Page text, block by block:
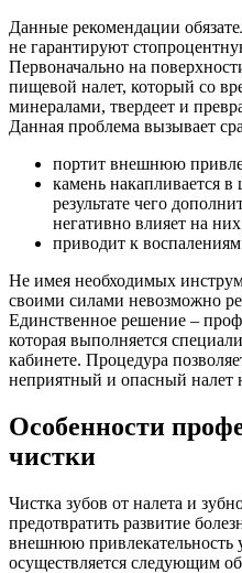
Данные рекомендации
не гарантируют
Первоначально на
пищевой налет, который со
минералами, твердеет и
Данная проблема вызывает
портит внешнюю
камень накапливается
результате чего
негативно влияет на
приводит к
Не имея необходимых
своими силами невозможно
Единственное решение –
которая выполняется
кабинете. Процедура
неприятный и опасный налет
Особенности
чистки
Чистка зубов от налета и
предотвратить развитие
внешнюю привлекательность
осуществляется следующим